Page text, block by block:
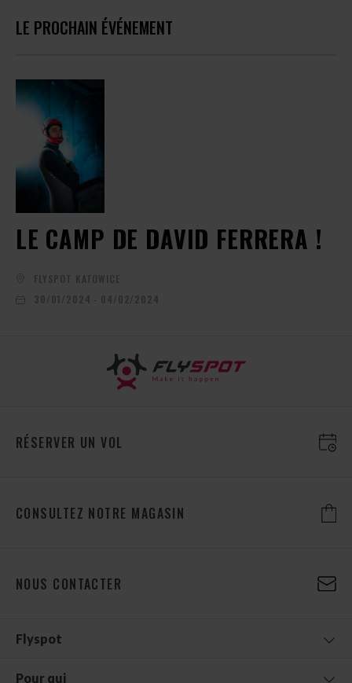
LE PROCHAIN ÉVÉNEMENT
LE CAMP DE DAVID FERRERA !
FLYSPOT KATOWICE
30/01/2024 - 04/02/2024
RÉSERVER UN VOL
CONSULTEZ NOTRE MAGASIN
NOUS CONTACTER
Flyspot
Pour qui